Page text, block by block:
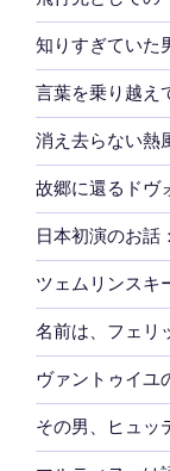
知りすぎていた
言葉を乗り越え
消え去らない熱
故郷に還るドヴ
日本初演のお話
ツェムリンスキ
名前は、フェリ
ヴァントゥイユ
その男、ヒュッ